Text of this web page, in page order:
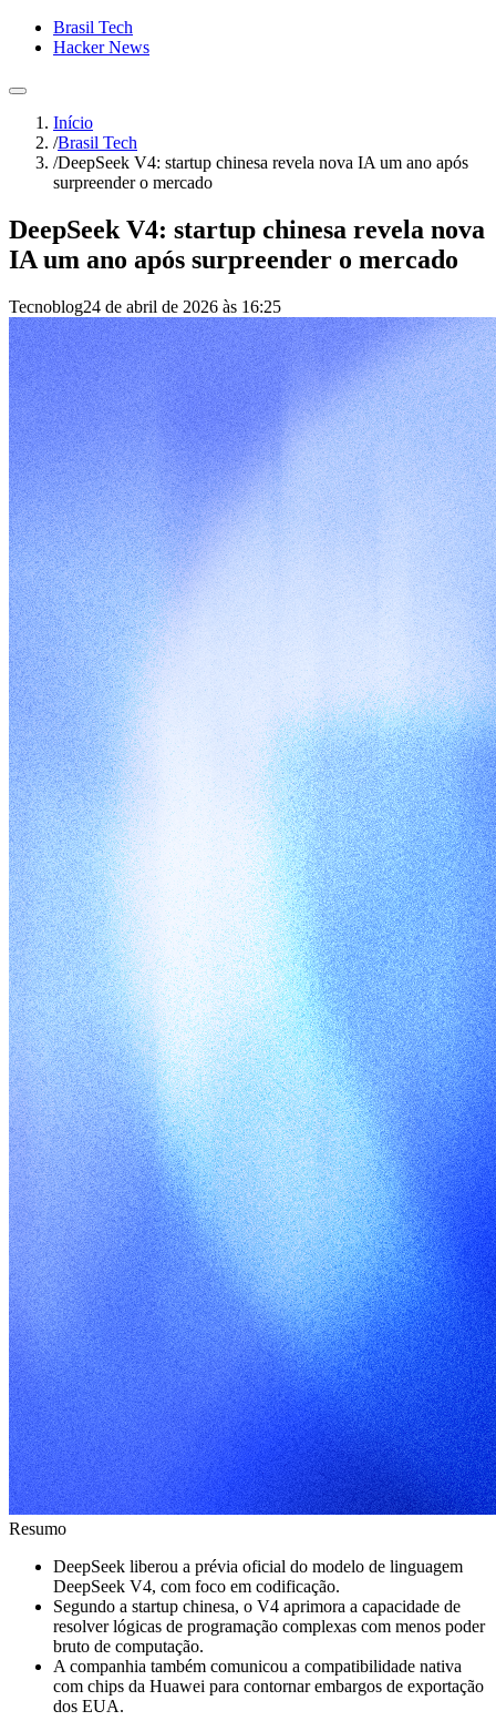
Brasil Tech
Hacker News
Início
/Brasil Tech
/DeepSeek V4: startup chinesa revela nova IA um ano após
surpreender o mercado
DeepSeek V4: startup chinesa revela nova
IA um ano após surpreender o mercado
Tecnoblog24 de abril de 2026 às 16:25
Resumo
DeepSeek liberou a prévia oficial do modelo de linguagem
DeepSeek V4, com foco em codificação.
Segundo a startup chinesa, o V4 aprimora a capacidade de
resolver lógicas de programação complexas com menos poder
bruto de computação.
A companhia também comunicou a compatibilidade nativa
com chips da Huawei para contornar embargos de exportação
dos EUA.